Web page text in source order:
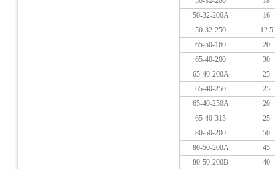
50-32-200A
16
50-32-250
12.5
65-50-160
20
65-40-200
30
65-40-200A
25
65-40-250
25
65-40-250A
20
65-40-315
25
80-50-200
50
80-50-200A
45
80-50-200B
40